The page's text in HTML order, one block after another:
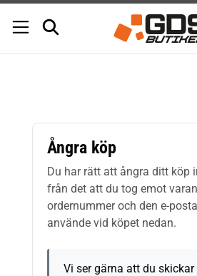
Ångra köp
Du har rätt att ångra ditt köp
från det att du tog emot
ordernummer och den e-
använde vid köpet nedan.
Vi ser gärna att du